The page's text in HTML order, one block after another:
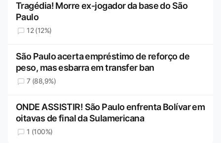
Tragédia! Morre ex-jogador da base do São
Paulo
12 (12%)
São Paulo acerta empréstimo de reforço de
peso, mas esbarra em transfer ban
7 (88,9%)
ONDE ASSISTIR! São Paulo enfrenta Bolívar em
oitavas de final da Sulamericana
1 (100%)